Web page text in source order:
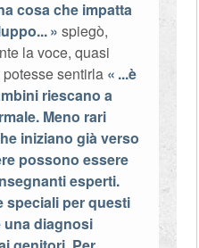
cosa che impatta
spiegò,
la voce, quasi
sentirla
...è
riescano a
Meno rari
iniziano già verso
possono essere
esperti.
speciali per questi
una diagnosi